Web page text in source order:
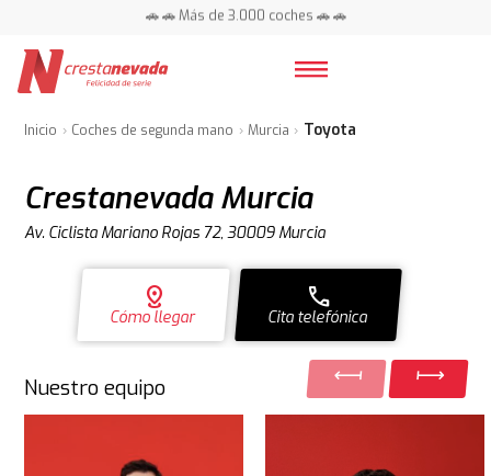
📍 Centros en toda España ⭐
📍 Centros en toda España ⭐
Inicio Coches de segunda mano Murcia Toyota
Crestanevada Murcia
Av. Ciclista Mariano Rojas 72, 30009 Murcia
distance
Cómo llegar
call
Cita telefónica
Nuestro equipo